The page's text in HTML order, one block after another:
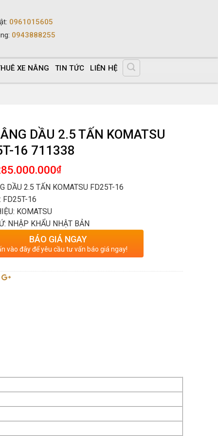
: 0961015605
: 0943888255
XE NÂNG TIN TỨC LIÊN HỆ
DẦU 2.5 TẤN KOMATSU
16 711338
₫
DẦU 2.5 TẤN KOMATSU FD25T-16
FD25T-16
KOMATSU
NHẬP KHẨU NHẬT BẢN
BÁO GIÁ NGAY
vào đây để yêu cầu tư vấn báo giá ngay!